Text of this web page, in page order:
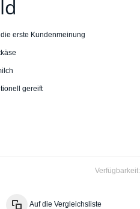
erste Kundenmeinung
gereift
Verfügbarkeit:
Auf die Vergleichsliste